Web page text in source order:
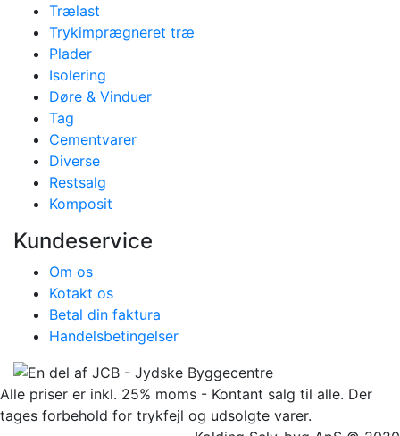
Trælast
Trykimprægneret træ
Plader
Isolering
Døre & Vinduer
Tag
Cementvarer
Diverse
Restsalg
Komposit
Kundeservice
Om os
Kotakt os
Betal din faktura
Handelsbetingelser
Alle priser er inkl. 25% moms - Kontant salg til alle. Der
tages forbehold for trykfejl og udsolgte varer.